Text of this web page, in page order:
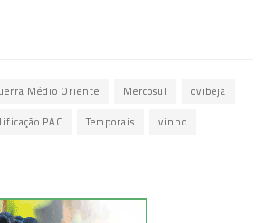
Médio Oriente Mercosul ovibeja
PAC Temporais vinho